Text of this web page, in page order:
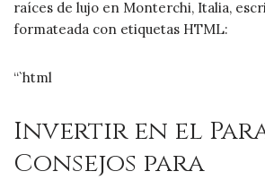
raíces de lujo en Monterchi, Italia,
formateada con etiquetas HTML:
“`html
Invertir en el
Consejos para